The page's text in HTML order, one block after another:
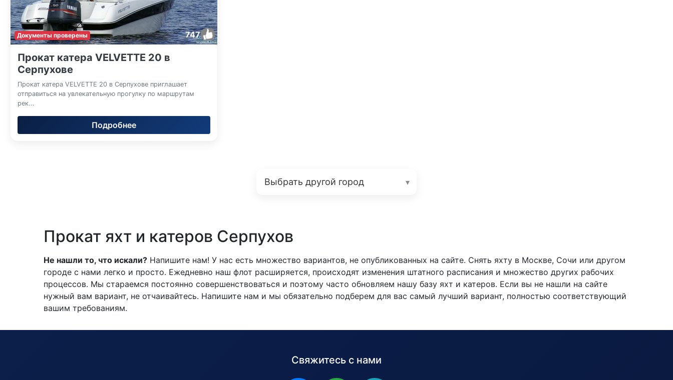
Документы проверены 747
Прокат катера VELVETTE 20 в
Серпухове
Прокат катера VELVETTE 20 в Серпухове приглашает
отправиться на увлекательную прогулку по маршрутам
рек...
Подробнее
Прокат яхт и катеров Серпухов
Не нашли то, что искали? Напишите нам! У нас есть множество вариантов, не опубликованных на сайте. Снять яхту в Москве, Сочи или другом
городе с нами легко и просто. Ежедневно наш флот расширяется, происходят изменения штатного расписания и множество других рабочих
процессов. Мы стараемся постоянно совершенствоваться и поэтому часто обновляем нашу базу яхт и катеров. Если вы не нашли на сайте
нужный вам вариант, не отчаивайтесь. Напишите нам и мы обязательно подберем для вас самый лучший вариант, полностью соответствующий
вашим требованиям.
Свяжитесь с нами